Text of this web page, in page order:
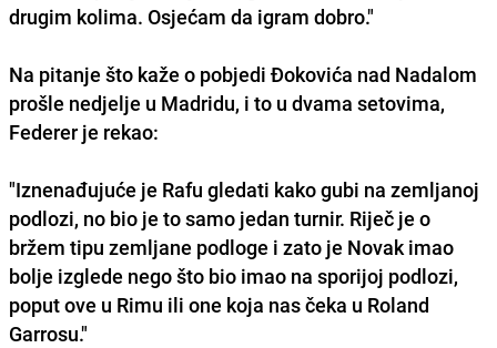
drugim kolima. Osjećam da igram dobro."
Na pitanje što kaže o pobjedi Đokovića nad Nadalom
prošle nedjelje u Madridu, i to u dvama setovima,
Federer je rekao:
"Iznenađujuće je Rafu gledati kako gubi na zemljanoj
podlozi, no bio je to samo jedan turnir. Riječ je o
bržem tipu zemljane podloge i zato je Novak imao
bolje izglede nego što bio imao na sporijoj podlozi,
poput ove u Rimu ili one koja nas čeka u Roland
Garrosu."